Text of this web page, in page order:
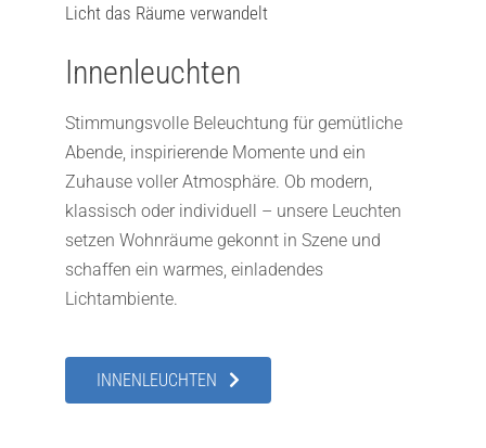
Licht das Räume verwandelt
Innenleuchten
Stimmungsvolle Beleuchtung für gemütliche
Abende, inspirierende Momente und ein
Zuhause voller Atmosphäre. Ob modern,
klassisch oder individuell – unsere Leuchten
setzen Wohnräume gekonnt in Szene und
schaffen ein warmes, einladendes
Lichtambiente.
INNENLEUCHTEN